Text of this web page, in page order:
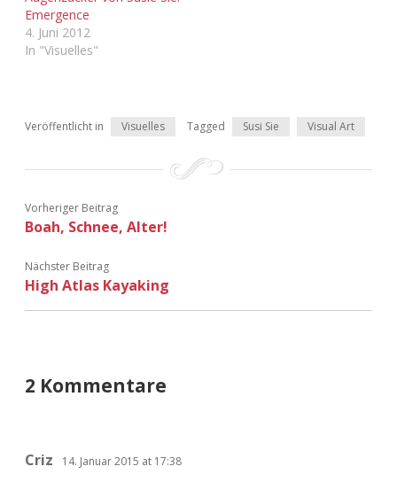
Emergence
4. Juni 2012
In "Visuelles"
Veröffentlicht in Visuelles Tagged Susi Sie Visual Art
Vorheriger Beitrag
Boah, Schnee, Alter!
Nächster Beitrag
High Atlas Kayaking
2 Kommentare
Criz 14. Januar 2015 at 17:38